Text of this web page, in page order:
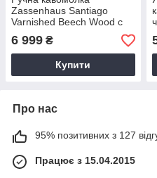
Zassenhaus Santiago
Varnished Beech Wood c
вінтажному стилі з
сталевими жорнами
6 999 ₴
Купити
Про нас
95% позитивних з 127
Працює з 15.04.2015